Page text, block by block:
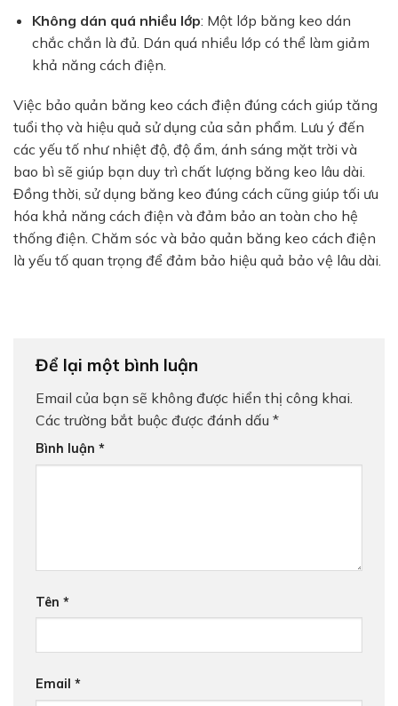
Không dán quá nhiều lớp: Một lớp băng keo dán
chắc chắn là đủ. Dán quá nhiều lớp có thể làm giảm
khả năng cách điện.
Việc bảo quản băng keo cách điện đúng cách giúp tăng
tuổi thọ và hiệu quả sử dụng của sản phẩm. Lưu ý đến
các yếu tố như nhiệt độ, độ ẩm, ánh sáng mặt trời và
bao bì sẽ giúp bạn duy trì chất lượng băng keo lâu dài.
Đồng thời, sử dụng băng keo đúng cách cũng giúp tối ưu
hóa khả năng cách điện và đảm bảo an toàn cho hệ
thống điện. Chăm sóc và bảo quản băng keo cách điện
là yếu tố quan trọng để đảm bảo hiệu quả bảo vệ lâu dài.
Để lại một bình luận
Email của bạn sẽ không được hiển thị công khai.
Các trường bắt buộc được đánh dấu *
Bình luận *
Tên *
Email *